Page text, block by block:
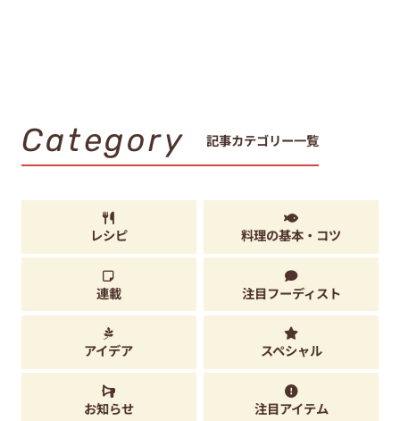
Category 記事カテゴリー一覧
レシピ 料理の基本・コツ
連載 注目フーディスト
アイデア スペシャル
お知らせ 注目アイテム